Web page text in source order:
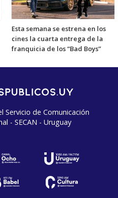
Esta semana se estrena en los
cines la cuarta entrega de la
franquicia de los “Bad Boys”
Servicio de Comunicación
- SECAN - Uruguay